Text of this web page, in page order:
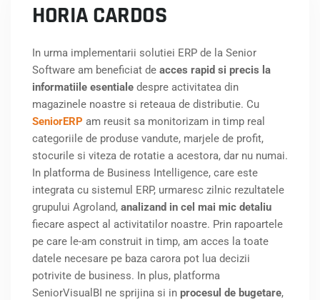
HORIA CARDOS
In urma implementarii solutiei ERP de la Senior
Software am beneficiat de acces rapid si precis la
informatiile esentiale despre activitatea din
magazinele noastre si reteaua de distributie. Cu
SeniorERP am reusit sa monitorizam in timp real
categoriile de produse vandute, marjele de profit,
stocurile si viteza de rotatie a acestora, dar nu numai.
In platforma de Business Intelligence, care este
integrata cu sistemul ERP, urmaresc zilnic rezultatele
grupului Agroland, analizand in cel mai mic detaliu
fiecare aspect al activitatilor noastre. Prin rapoartele
pe care le-am construit in timp, am acces la toate
datele necesare pe baza carora pot lua decizii
potrivite de business. In plus, platforma
SeniorVisualBI ne sprijina si in procesul de bugetare,